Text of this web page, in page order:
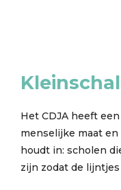
Het CDJA heeft
menselijke maat
houdt in: scholen
zijn zodat de